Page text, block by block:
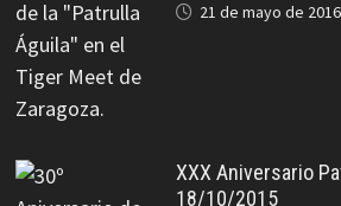
21 de mayo de 2016
XXX Aniversario
18/10/2015